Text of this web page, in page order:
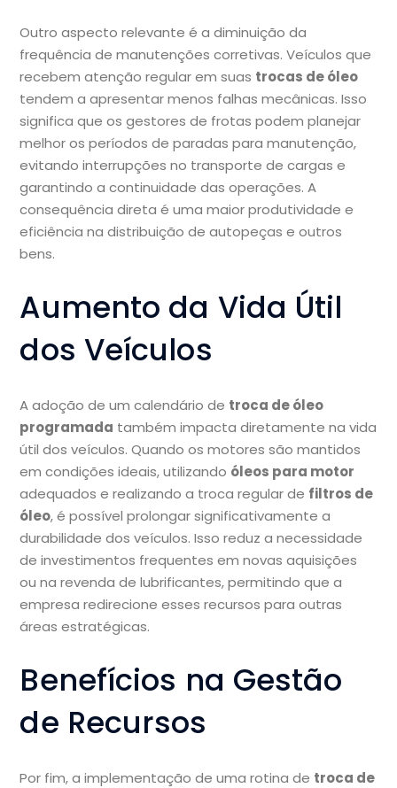
Outro aspecto relevante é a diminuição da
frequência de manutenções corretivas. Veículos que
recebem atenção regular em suas trocas de óleo
tendem a apresentar menos falhas mecânicas. Isso
significa que os gestores de frotas podem planejar
melhor os períodos de paradas para manutenção,
evitando interrupções no transporte de cargas e
garantindo a continuidade das operações. A
consequência direta é uma maior produtividade e
eficiência na distribuição de autopeças e outros
bens.
Aumento da Vida Útil
dos Veículos
A adoção de um calendário de troca de óleo
programada também impacta diretamente na vida
útil dos veículos. Quando os motores são mantidos
em condições ideais, utilizando óleos para motor
adequados e realizando a troca regular de filtros de
óleo, é possível prolongar significativamente a
durabilidade dos veículos. Isso reduz a necessidade
de investimentos frequentes em novas aquisições
ou na revenda de lubrificantes, permitindo que a
empresa redirecione esses recursos para outras
áreas estratégicas.
Benefícios na Gestão
de Recursos
Por fim, a implementação de uma rotina de troca de